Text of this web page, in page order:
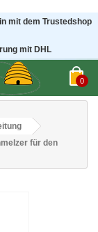
mit dem Trustedshop
mit DHL
0
für den